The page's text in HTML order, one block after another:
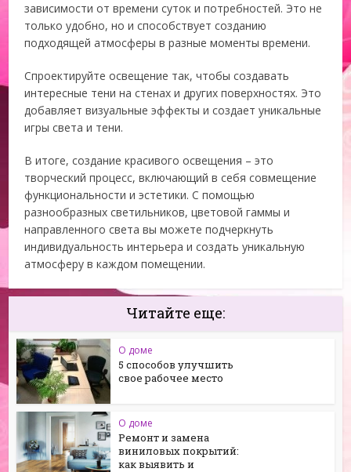
зависимости от времени суток и потребностей. Это не
только удобно, но и способствует созданию
подходящей атмосферы в разные моменты времени.
Спроектируйте освещение так, чтобы создавать
интересные тени на стенах и других поверхностях. Это
добавляет визуальные эффекты и создает уникальные
игры света и тени.
В итоге, создание красивого освещения – это
творческий процесс, включающий в себя совмещение
функциональности и эстетики. С помощью
разнообразных светильников, цветовой гаммы и
направленного света вы можете подчеркнуть
индивидуальность интерьера и создать уникальную
атмосферу в каждом помещении.
Читайте еще:
О доме
5 способов улучшить
свое рабочее место
О доме
Ремонт и замена
виниловых покрытий:
как выявить и